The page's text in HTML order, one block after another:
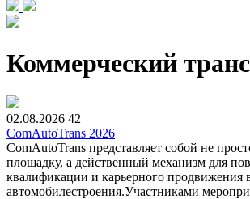
Коммерческий
02.08.2026 42
ComAutoTrans 2026
ComAutoTrans представляет собой не
площадку, а действенный механизм для
квалификации и карьерного продвижения
автомобилестроения.Участниками